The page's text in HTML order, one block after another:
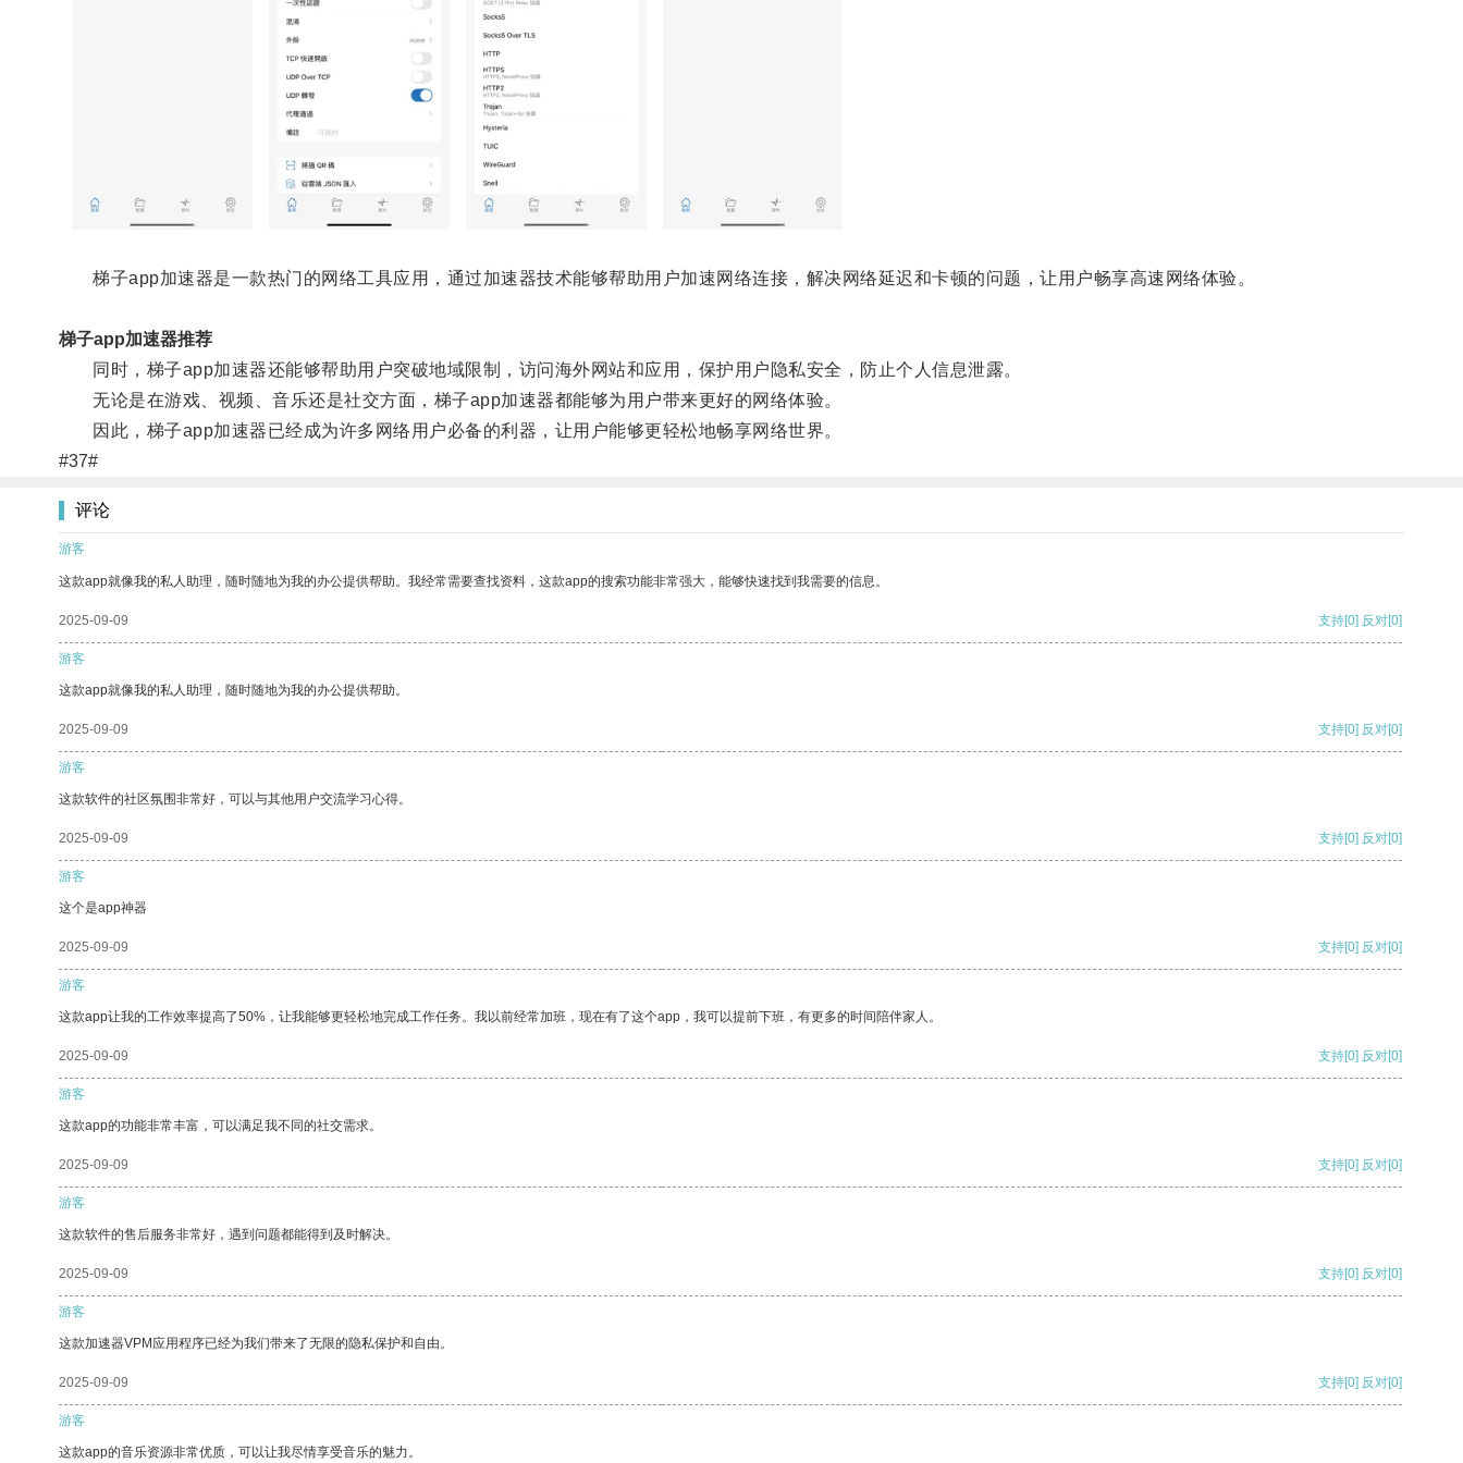
梯子app加速器是一款热门的网络工具应用，通过加速器技术能够帮助用户加速网络连接，解决网络延迟和卡顿的问题，让用户畅享高速网络体验。
梯子app加速器推荐
同时，梯子app加速器还能够帮助用户突破地域限制，访问海外网站和应用，保护用户隐私安全，防止个人信息泄露。
无论是在游戏、视频、音乐还是社交方面，梯子app加速器都能够为用户带来更好的网络体验。
因此，梯子app加速器已经成为许多网络用户必备的利器，让用户能够更轻松地畅享网络世界。
#37#
评论
游客
这款app就像我的私人助理，随时随地为我的办公提供帮助。我经常需要查找资料，这款app的搜索功能非常强大，能够快速找到我需要的信息。
2025-09-09 支持[0] 反对[0]
游客
这款app就像我的私人助理，随时随地为我的办公提供帮助。
2025-09-09 支持[0] 反对[0]
游客
这款软件的社区氛围非常好，可以与其他用户交流学习心得。
2025-09-09 支持[0] 反对[0]
游客
这个是app神器
2025-09-09 支持[0] 反对[0]
游客
这款app让我的工作效率提高了50%，让我能够更轻松地完成工作任务。我以前经常加班，现在有了这个app，我可以提前下班，有更多的时间陪伴家人。
2025-09-09 支持[0] 反对[0]
游客
这款app的功能非常丰富，可以满足我不同的社交需求。
2025-09-09 支持[0] 反对[0]
游客
这款软件的售后服务非常好，遇到问题都能得到及时解决。
2025-09-09 支持[0] 反对[0]
游客
这款加速器VPM应用程序已经为我们带来了无限的隐私保护和自由。
2025-09-09 支持[0] 反对[0]
游客
这款app的音乐资源非常优质，可以让我尽情享受音乐的魅力。